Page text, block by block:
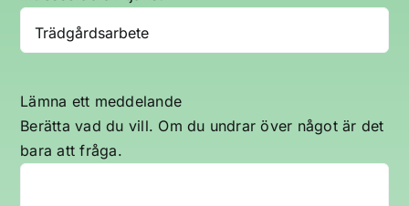
Lämna ett meddelande
Berätta vad du vill. Om du undrar över något är det
bara att fråga.